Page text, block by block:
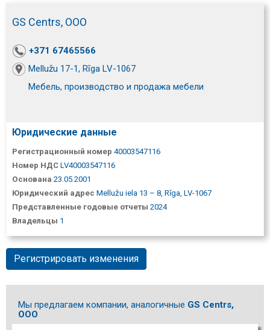
GS Centrs, ООО
+371 67465566
Mellužu 17-1, Rīga LV-1067
Мебель, производство и продажа мебели
Юридические данные
Регистрационный номер 40003547116
Номер НДС LV40003547116
Основана 23.05.2001
Юридический адрес Mellužu iela 13 – 8, Rīga, LV-1067
Представленные годовые отчеты 2024
Владельцы 1
Регистрировать изменения
Мы предлагаем компании, аналогичные GS Centrs,
ООО